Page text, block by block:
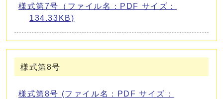
様式第7号（ファイル名：PDF サイズ：
134.33KB)
様式第8号
様式第8号 (ファイル名：PDF サイズ：